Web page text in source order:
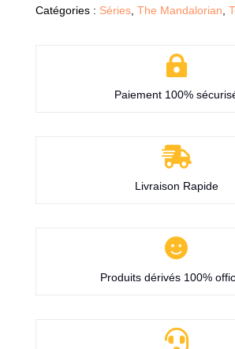
Catégories : Séries, The Mandalorian

Paiement 100%

Livraison Rapide

Produits dérivés 100%
